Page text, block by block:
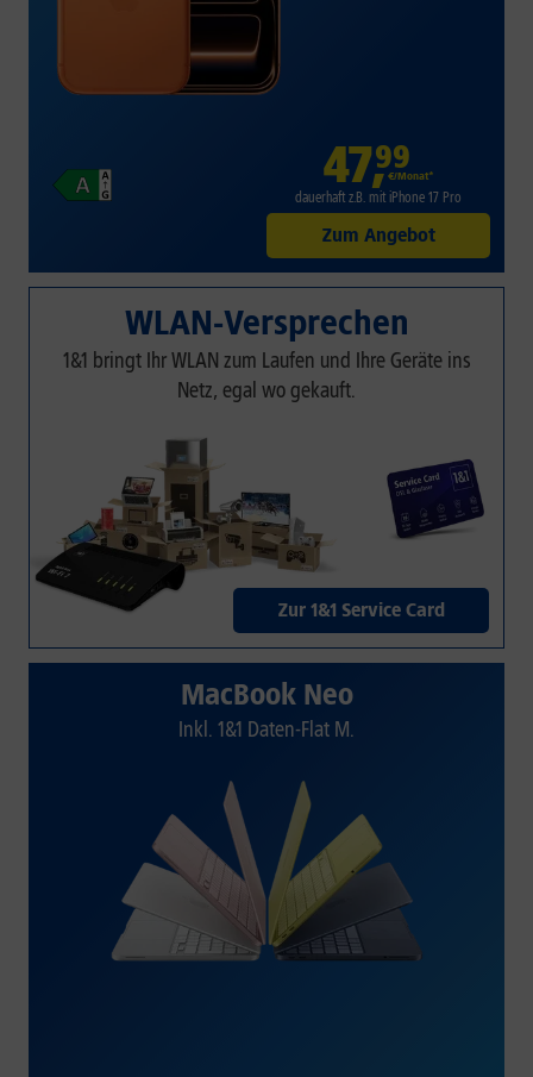
47,99
€/Monat*
dauerhaft z.B. mit iPhone 17 Pro
Zum Angebot
WLAN-Versprechen
1&1 bringt Ihr WLAN zum Laufen und Ihre Geräte ins
Netz, egal wo gekauft.
Zur 1&1 Service Card
MacBook Neo
Inkl. 1&1 Daten-Flat M.